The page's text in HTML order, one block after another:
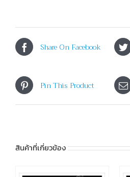
Share On Facebook
Pin This Product
สินค้าที่เกี่ยวข้อง